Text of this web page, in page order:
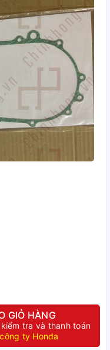
GIỎ HÀNG
tra và thanh toán
ty Honda